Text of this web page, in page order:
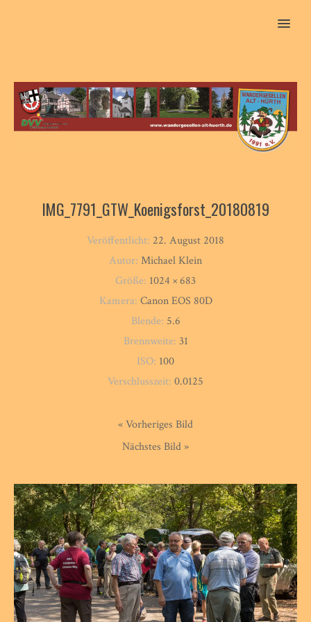
MENU
IMG_7791_GTW_Koenigsforst_20180819
Veröffentlicht: 22. August 2018
Autor: Michael Klein
Größe: 1024 × 683
Kamera: Canon EOS 80D
Blende: 5.6
Brennweite: 31
ISO: 100
Verschlusszeit: 0.0125
« Vorheriges Bild
Nächstes Bild »